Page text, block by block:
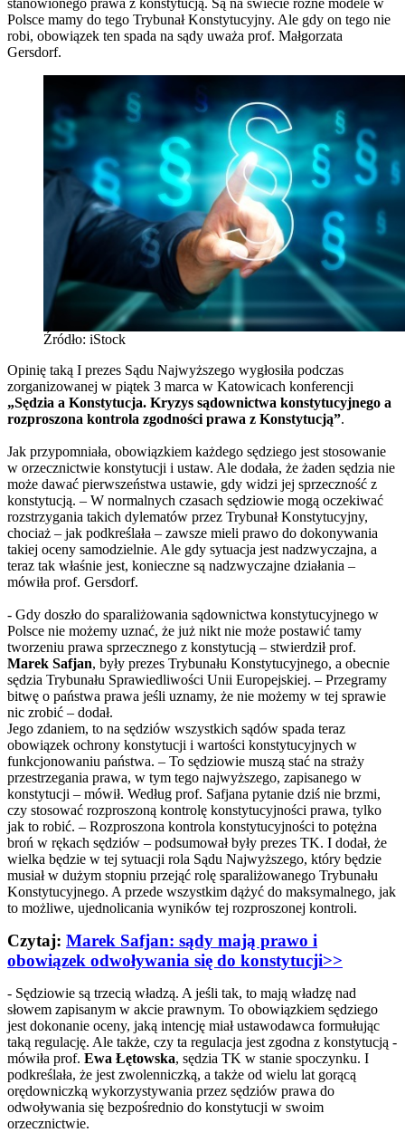
stanowionego prawa z konstytucją. Są na świecie różne modele w
Polsce mamy do tego Trybunał Konstytucyjny. Ale gdy on tego nie
robi, obowiązek ten spada na sądy uważa prof. Małgorzata
Gersdorf.
Źródło: iStock
Opinię taką I prezes Sądu Najwyższego wygłosiła podczas
zorganizowanej w piątek 3 marca w Katowicach konferencji
„Sędzia a Konstytucja. Kryzys sądownictwa konstytucyjnego a
rozproszona kontrola zgodności prawa z Konstytucją”.
Jak przypomniała, obowiązkiem każdego sędziego jest stosowanie
w orzecznictwie konstytucji i ustaw. Ale dodała, że żaden sędzia nie
może dawać pierwszeństwa ustawie, gdy widzi jej sprzeczność z
konstytucją. – W normalnych czasach sędziowie mogą oczekiwać
rozstrzygania takich dylematów przez Trybunał Konstytucyjny,
chociaż – jak podkreślała – zawsze mieli prawo do dokonywania
takiej oceny samodzielnie. Ale gdy sytuacja jest nadzwyczajna, a
teraz tak właśnie jest, konieczne są nadzwyczajne działania –
mówiła prof. Gersdorf.
- Gdy doszło do sparaliżowania sądownictwa konstytucyjnego w
Polsce nie możemy uznać, że już nikt nie może postawić tamy
tworzeniu prawa sprzecznego z konstytucją – stwierdził prof.
Marek Safjan, były prezes Trybunału Konstytucyjnego, a obecnie
sędzia Trybunału Sprawiedliwości Unii Europejskiej. – Przegramy
bitwę o państwa prawa jeśli uznamy, że nie możemy w tej sprawie
nic zrobić – dodał.
Jego zdaniem, to na sędziów wszystkich sądów spada teraz
obowiązek ochrony konstytucji i wartości konstytucyjnych w
funkcjonowaniu państwa. – To sędziowie muszą stać na straży
przestrzegania prawa, w tym tego najwyższego, zapisanego w
konstytucji – mówił. Według prof. Safjana pytanie dziś nie brzmi,
czy stosować rozproszoną kontrolę konstytucyjności prawa, tylko
jak to robić. – Rozproszona kontrola konstytucyjności to potężna
broń w rękach sędziów – podsumował były prezes TK. I dodał, że
wielka będzie w tej sytuacji rola Sądu Najwyższego, który będzie
musiał w dużym stopniu przejąć rolę sparaliżowanego Trybunału
Konstytucyjnego. A przede wszystkim dążyć do maksymalnego, jak
to możliwe, ujednolicania wyników tej rozproszonej kontroli.
Czytaj: Marek Safjan: sądy mają prawo i
obowiązek odwoływania się do konstytucji>>
- Sędziowie są trzecią władzą. A jeśli tak, to mają władzę nad
słowem zapisanym w akcie prawnym. To obowiązkiem sędziego
jest dokonanie oceny, jaką intencję miał ustawodawca formułując
taką regulację. Ale także, czy ta regulacja jest zgodna z konstytucją -
mówiła prof. Ewa Łętowska, sędzia TK w stanie spoczynku. I
podkreślała, że jest zwolenniczką, a także od wielu lat gorącą
orędowniczką wykorzystywania przez sędziów prawa do
odwoływania się bezpośrednio do konstytucji w swoim
orzecznictwie.